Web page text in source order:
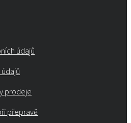
údajů
prodeje
přepravě